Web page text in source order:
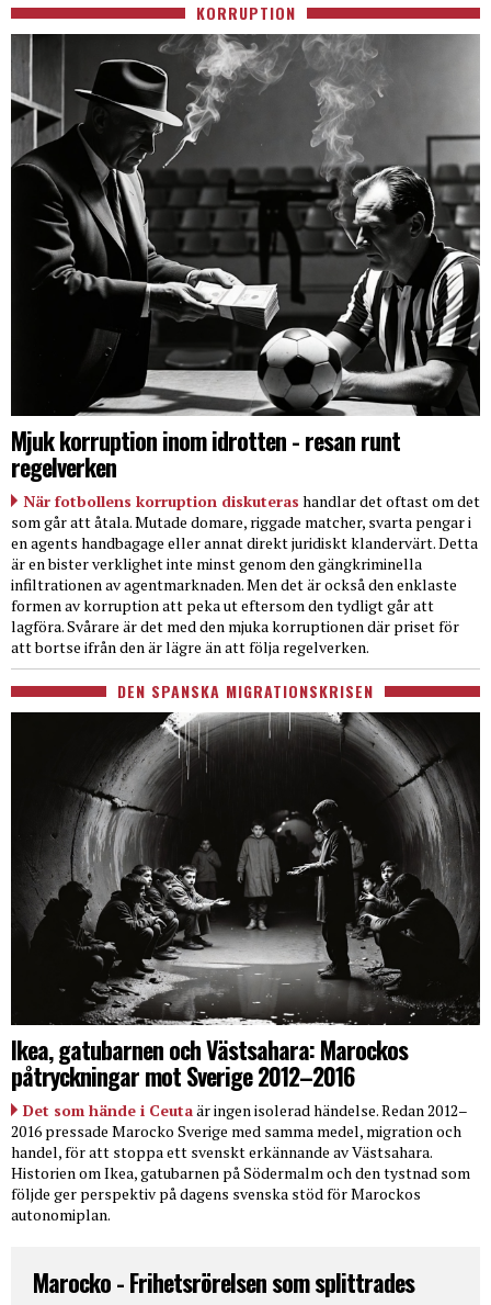
KORRUPTION
Mjuk korruption inom idrotten - resan runt
regelverken
När fotbollens korruption diskuteras handlar det oftast om det
som går att åtala. Mutade domare, riggade matcher, svarta pengar i
en agents handbagage eller annat direkt juridiskt klandervärt. Detta
är en bister verklighet inte minst genom den gängkriminella
infiltrationen av agentmarknaden. Men det är också den enklaste
formen av korruption att peka ut eftersom den tydligt går att
lagföra. Svårare är det med den mjuka korruptionen där priset för
att bortse ifrån den är lägre än att följa regelverken.
DEN SPANSKA MIGRATIONSKRISEN
Ikea, gatubarnen och Västsahara: Marockos
påtryckningar mot Sverige 2012–2016
Det som hände i Ceutaär ingen isolerad händelse. Redan 2012–
2016 pressade Marocko Sverige med samma medel, migration och
handel, för att stoppa ett svenskt erkännande av Västsahara.
Historien om Ikea, gatubarnen på Södermalm och den tystnad som
följde ger perspektiv på dagens svenska stöd för Marockos
autonomiplan.
Marocko - Frihetsrörelsen som splittrades